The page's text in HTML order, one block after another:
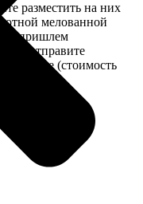
разместить на них
мелованной
Мы пришлем
и отправите
и более (стоимость